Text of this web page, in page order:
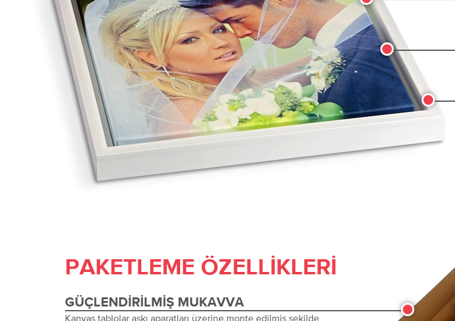
PAKETLEME ÖZELLIKLERI
GÜÇLENDIRILMIŞ MUKAVVA
Kanvas tablolar askı aparatları üzerine monte edilmiş şekilde